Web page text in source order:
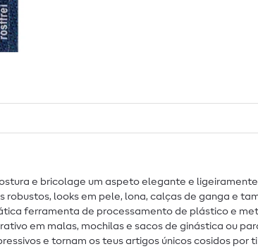
e bricolage um aspeto elegante e
looks em pele, lona, calças de ganga e
ferramenta de processamento de plástico e
em malas, mochilas e sacos de ginástica ou
e tornam os teus artigos únicos cosidos por